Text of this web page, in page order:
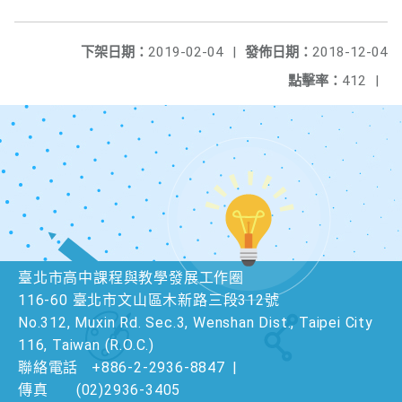
發佈日期： 2018-12-04
下架日期： 2019-02-04
|
點擊率： 412 |
臺北市高中課程與教學發展工作圈
116-60 臺北市文山區木新路三段312號
No.312, Muxin Rd. Sec.3, Wenshan Dist., Taipei City
116, Taiwan (R.O.C.)
聯絡電話
+886-2-2936-8847 |
傳真
(02)2936-3405